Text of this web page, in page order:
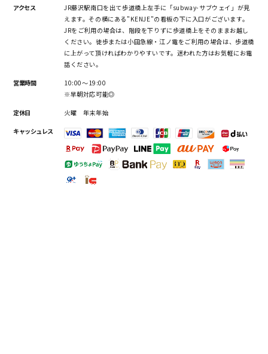
アクセス
JR藤沢駅南口を出て歩道橋上左手に「subway-サブウェイ」が見
えます。その横にある"KENJE"の看板の下に入口がございます。
JRをご利用の場合は、階段を下りずに歩道橋上をそのままお越し
ください。徒歩または小田急線・江ノ電をご利用の場合は、歩道橋
に上がって頂ければわかりやすいです。迷われた方はお気軽にお電
話ください。
営業時間
10:00〜19:00
※早朝対応可能◎
定休日 火曜 年末年始
キャッシュレス